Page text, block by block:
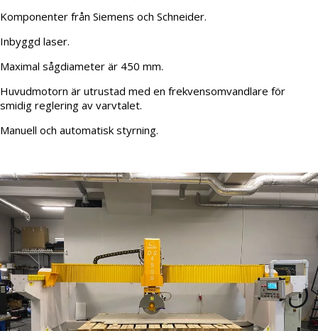
Komponenter från Siemens och Schneider.
Inbyggd laser.
Maximal sågdiameter är 450 mm.
Huvudmotorn är utrustad med en frekvensomvandlare för
smidig reglering av varvtalet.
Manuell och automatisk styrning.